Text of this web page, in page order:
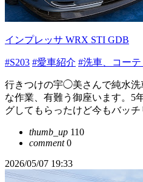
インプレッサ WRX STI GDB
#S203 #愛車紹介 #洗車、コー
行きつけの宇◯美さんで純水
な作業、有難う御座います。5
グしてもらったけど今もバッ
thumb_up 110
comment0
2026/05/07 19:33